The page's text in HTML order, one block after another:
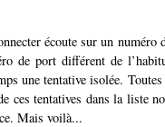
écoute sur un numéro
de port différent de
une tentative isolée.
ces tentatives dans la liste
Mais voilà...